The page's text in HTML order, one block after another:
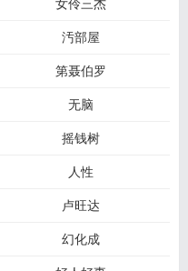
汚部屋
第聂伯罗
无脑
摇钱树
人性
卢旺达
幻化成